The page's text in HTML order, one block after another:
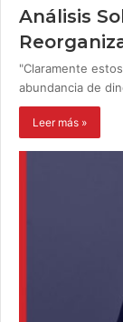
Análisis
"Claramente
abundancia de
Leer más »